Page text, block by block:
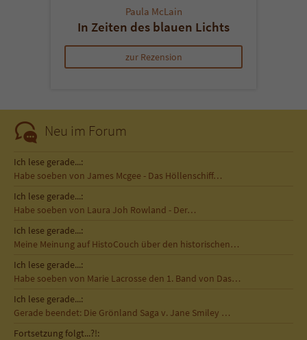
Paula McLain
In Zeiten des blauen Lichts
zur Rezension
Neu im Forum
Ich lese gerade...:
Habe soeben von James Mcgee - Das Höllenschiff…
Ich lese gerade...:
Habe soeben von Laura Joh Rowland - Der…
Ich lese gerade...:
Meine Meinung auf HistoCouch über den historischen…
Ich lese gerade...:
Habe soeben von Marie Lacrosse den 1. Band von Das…
Ich lese gerade...:
Gerade beendet: Die Grönland Saga v. Jane Smiley …
Fortsetzung folgt...?!: